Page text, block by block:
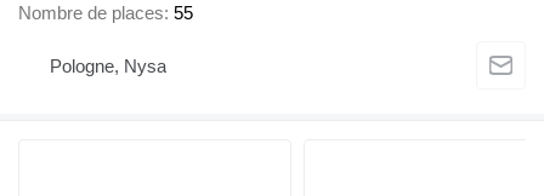
Nombre de places 55
Pologne, Nysa